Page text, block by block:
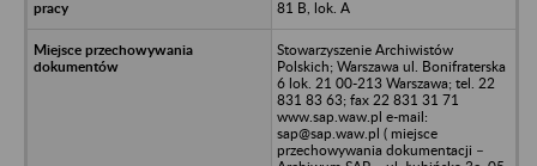
81 B, lok. A
Stowarzyszenie Archiwistów
Polskich; Warszawa ul. Bonifraterska
6 lok. 21 00-213 Warszawa; tel. 22
831 83 63; fax 22 831 31 71
www.sap.waw.pl e-mail:
sap@sap.waw.pl ( miejsce
przechowywania dokumentacji –